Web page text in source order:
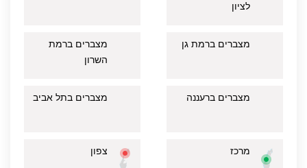
לציון
מצברים ברמת גן
מצברים ברמת
השרון
מצברים ברעננה מצברים בתל אביב
מרכז צפון